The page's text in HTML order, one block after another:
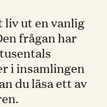
liv ut en vanlig
frågan har
i insamlingen
du läsa ett av